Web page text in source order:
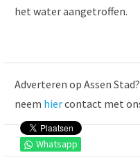
het water aangetroffen.
Whatsapp
Adverteren op Assen Stad?
neem hiercontact met